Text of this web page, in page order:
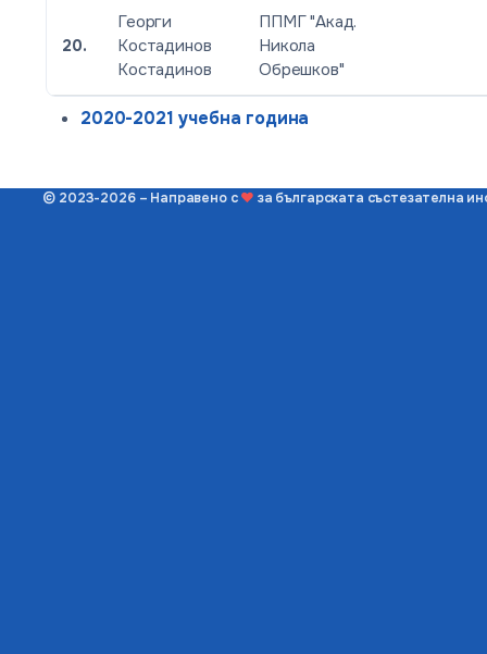
20.
Георги
Костадинов
Костадинов
ППМГ "Акад.
Никола
Обрешков"
2020-2021 учебна година
© 2023-2026 – Направено с❤ за българската състезателна